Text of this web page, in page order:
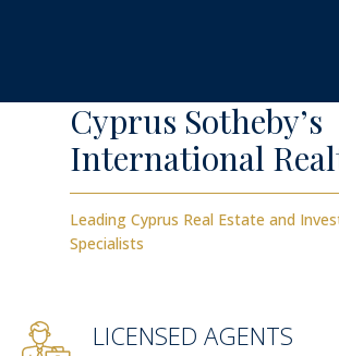
Cyprus Sotheby’s
International
Leading Cyprus Real Estate and
Specialists
LICENSED AGENTS